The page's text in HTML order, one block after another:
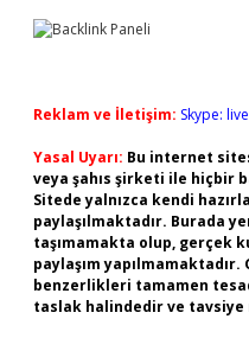
Reklam ve İletişim: Skype:
Yasal Uyarı: Bu internet
veya şahıs şirketi ile hiçbir
Sitede yalnızca kendi
paylaşılmaktadır. Burada
taşımamakta olup, gerçek
paylaşım
benzerlikleri tamamen
taslak halindedir ve tavsiye